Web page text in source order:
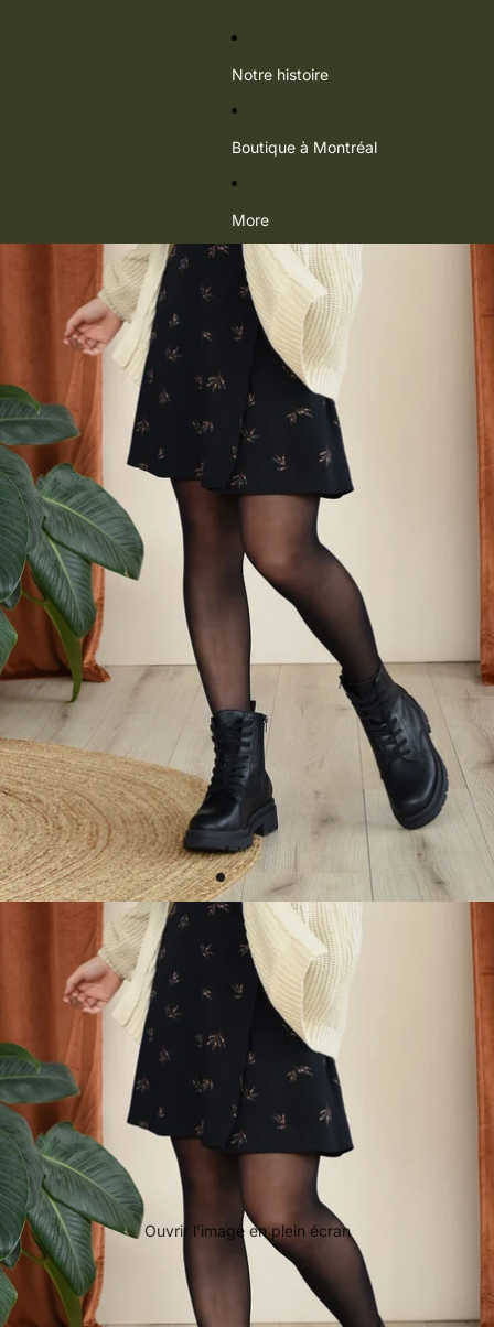
Notre histoire
Boutique à Montréal
More
Passer aux informations sur le produit
Ouvrir l’image en plein écran